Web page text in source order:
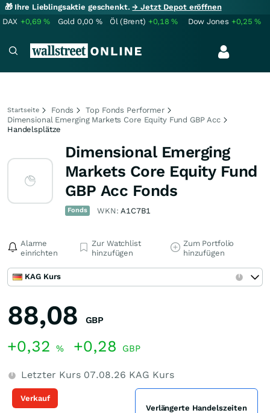
🎁 Ihre Lieblingsaktie geschenkt.→ Jetzt Depot eröffnen
DAX +0,69% Gold 0,00 % Öl (Brent) +0,18% Dow Jones +0,25%
Startseite Fonds
Top Fonds Performer
Dimensional Emerging Markets Core Equity Fund GBP Acc
Handelsplätze
Dimensional Emerging
Markets Core Equity Fund
GBP Acc Fonds
Fonds WKN:A1C7B1
Alarme
einrichten
Zur Watchlist
hinzufügen
Zum Portfolio
hinzufügen
KAG Kurs
88,08 GBP
+0,32 % +0,28 GBP
Letzter Kurs 07.08.26 KAG Kurs
Verkauf
Verlängerte Handelszeiten